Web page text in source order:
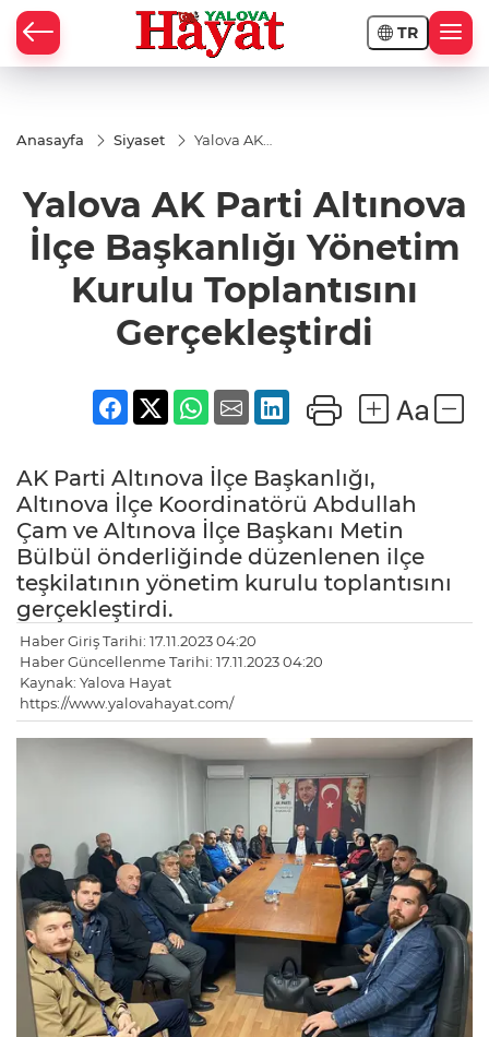
TR
Anasayfa Siyaset
Yalova AK
Başkanlığı
Yönetim
Toplantısını
Gerçekleştirdi
Yalova AK Parti Altınova
İlçe Başkanlığı Yönetim
Kurulu Toplantısını
Gerçekleştirdi
AK Parti Altınova İlçe Başkanlığı,
Altınova İlçe Koordinatörü Abdullah
Çam ve Altınova İlçe Başkanı Metin
Bülbül önderliğinde düzenlenen ilçe
teşkilatının yönetim kurulu toplantısını
gerçekleştirdi.
Haber Giriş Tarihi: 17.11.2023 04:20
Haber Güncellenme Tarihi: 17.11.2023 04:20
Kaynak: Yalova Hayat
https://www.yalovahayat.com/